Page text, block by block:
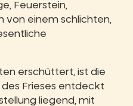
Feuerstein,
von einem schlichten,
erschüttert, ist die
des Frieses entdeckt
liegend, mit